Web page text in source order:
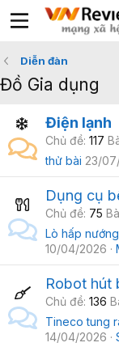
Diễn đàn
Đồ Gia dụng
Điện lạnh
Chủ đề 117
thử bài 23/
Dụng cụ
Chủ đề 75
10/04/2026
Robot hút
Chủ đề 136
14/04/2026